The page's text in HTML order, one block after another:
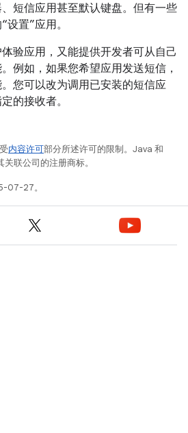
短信应用甚至默认键盘。但有一些
置”应用。
验应用，又能提供开发者可从自己
例如，如果您希望应用发送短信，
您可以改为调用已安装的短信应
的接收者。
内容许可部分所述许可的限制。Java 和
联公司的注册商标。
07-27。